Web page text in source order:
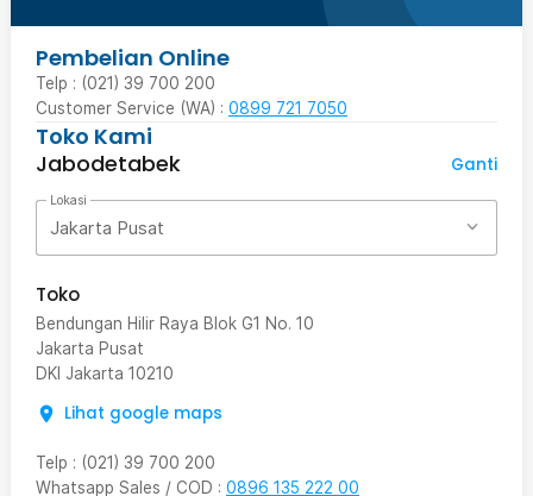
Pembelian Online
Telp : (021) 39 700 200
Customer Service (WA) : 0899 721 7050
Toko Kami
Jabodetabek
Ganti
Lokasi
Jakarta Pusat
Toko
Bendungan Hilir Raya Blok G1 No. 10
Jakarta Pusat
DKI Jakarta 10210
Lihat google maps
Telp : (021) 39 700 200
Whatsapp Sales / COD : 0896 135 222 00